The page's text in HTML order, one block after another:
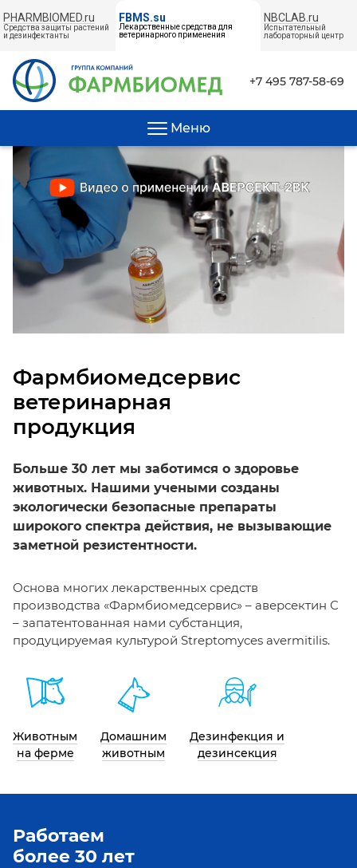
PHARMBIOMED.ru
Средства защиты растений
и дезинфектанты
FBMS.su
Лекарственные средства для
ветеринарного применения
NBCLAB.ru
Испытательный
лабораторный центр
+7 495 787-58-69
Меню
Фармбиомедсервис
ветеринарная
продукция
Больше 30 лет мы заботимся о здоровье
животных. Нашими учеными созданы
экологически безопасные препараты
широкого спектра действия, не вызывающие
заметной резистентности.
Основа многих лекарственных средств
производства «Фармбиомедсервис» – аверсектин С
– запатентованная нами субстанция,
продуцируемая культурой Streptomyces avermitilis.
Животным
на ферме
Домашним
животным
Дезинфекция и
дезинсекция
Работаем
более 30 лет